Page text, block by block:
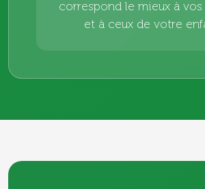
correspond le mieux à vos
et à ceux de votre